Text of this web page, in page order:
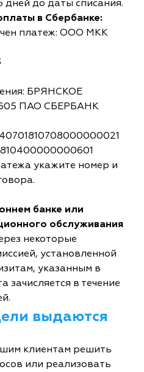
дней до даты списания.
в Сбербанке:
платеж: ООО МКК
БРЯНСКОЕ
ПАО СБЕРБАНК
укажите номер и
банке или
обслуживания
некоторые
установленной
указанным в
зачисляется в течение
выдаются
клиентам решить
или реализовать